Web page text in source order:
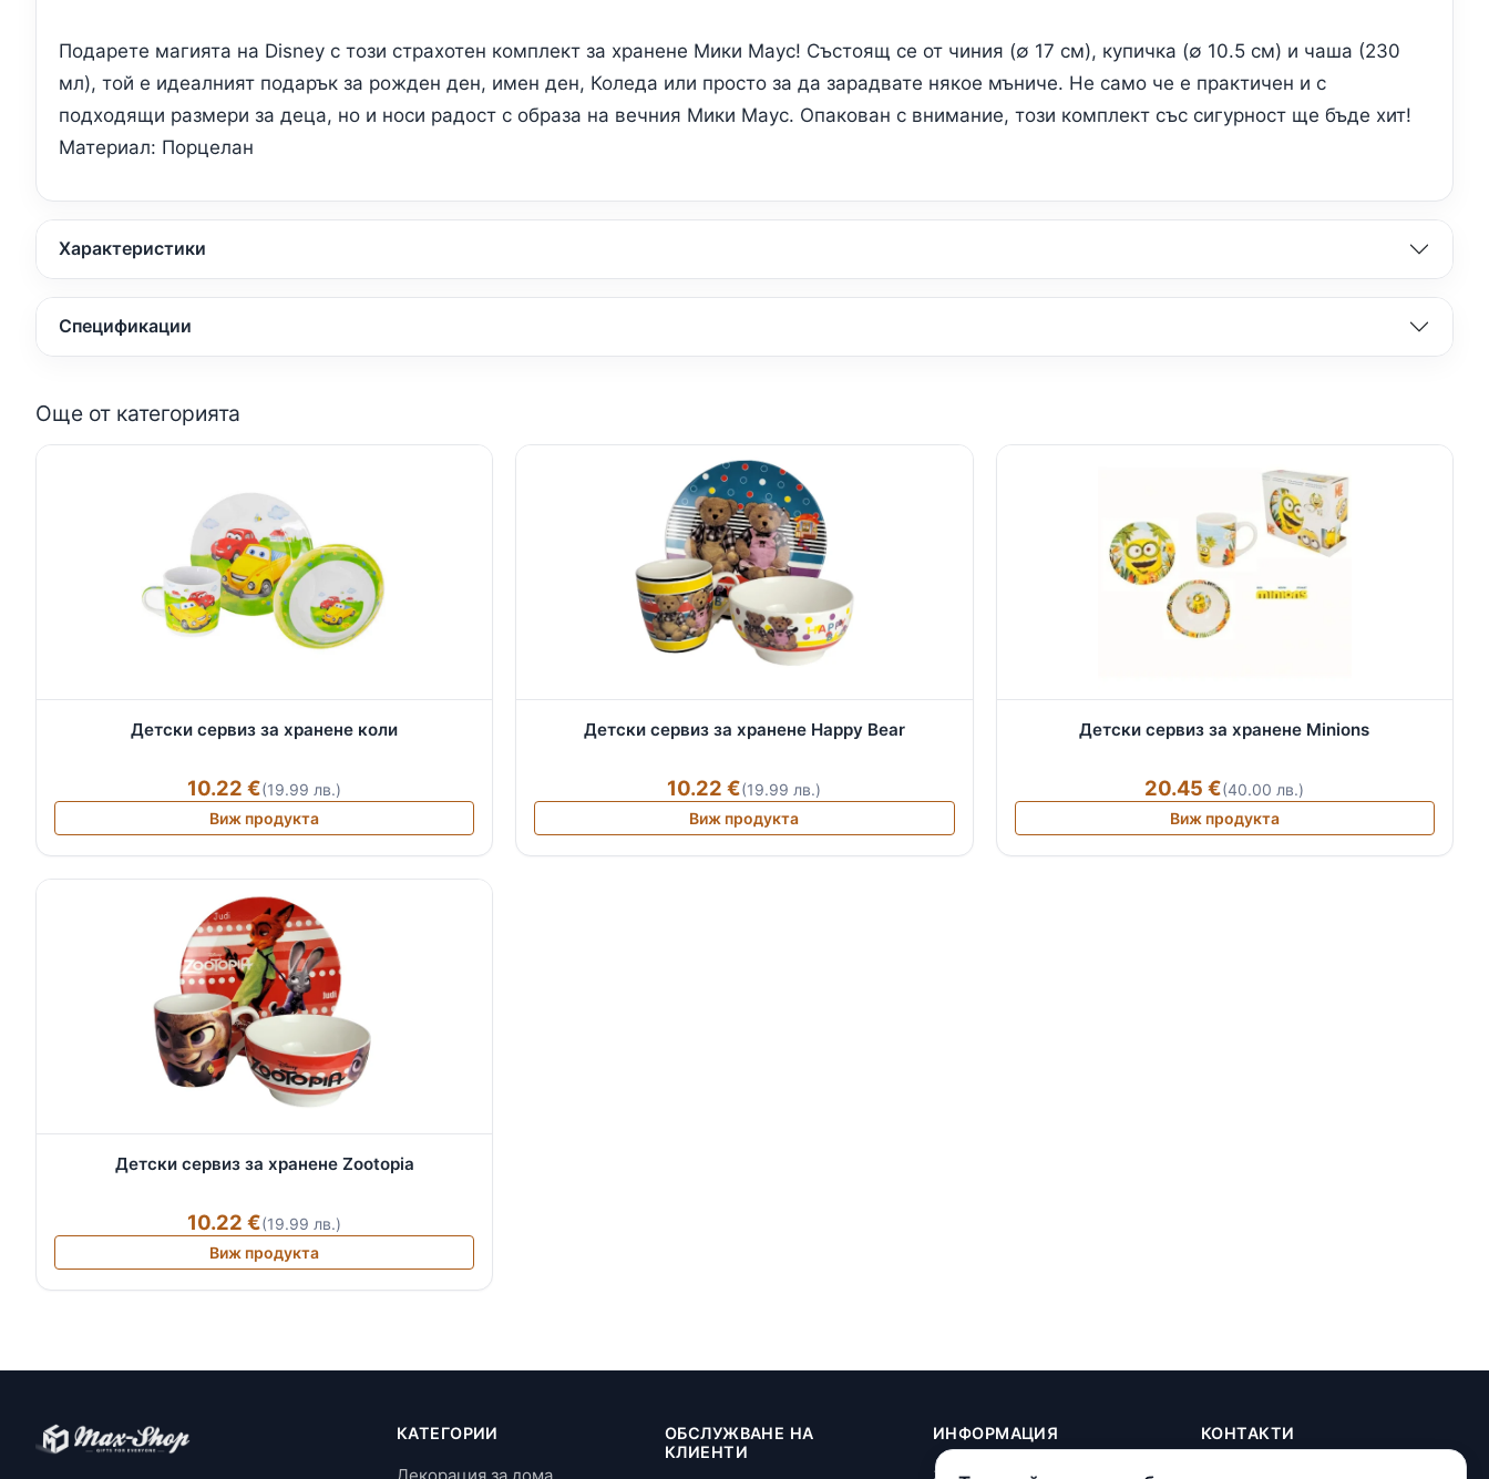
Подарете магията на Disney с този страхотен комплект за хранене Мики Маус! Състоящ се от чиния (∅ 17 см), купичка (∅ 10.5 см) и чаша (230
мл), той е идеалният подарък за рожден ден, имен ден, Коледа или просто за да зарадвате някое мъниче. Не само че е практичен и с
подходящи размери за деца, но и носи радост с образа на вечния Мики Маус. Опакован с внимание, този комплект със сигурност ще бъде хит!
Материал: Порцелан
Характеристики
Спецификации
Още от категорията
Детски сервиз за хранене коли
10.22 €(19.99 лв.)
Виж продукта
Детски сервиз за хранене Happy Bear
10.22 €(19.99 лв.)
Виж продукта
Детски сервиз за хранене Minions
20.45 €(40.00 лв.)
Виж продукта
Детски сервиз за хранене Zootopia
10.22 €(19.99 лв.)
Виж продукта
КАТЕГОРИИ
Декорация за дома
ОБСЛУЖВАНЕ НА
КЛИЕНТИ
ИНФОРМАЦИЯ
За нас
КОНТАКТИ